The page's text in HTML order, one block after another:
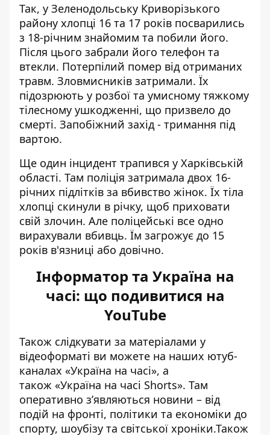
Так, у Зеленодольську Криворізького
району хлопці 16 та 17 років посварились
з 18-річним знайомим та побили його.
Після цього забрали його телефон та
втекли. Потерпілий помер від отриманих
травм. Зловмисників затримали. Їх
підозрюють у розбої та умисному тяжкому
тілесному ушкодженні, що призвело до
смерті. Запобіжний захід - тримання під
вартою.
Ще один інцидент трапився у Харківській
області. Там поліція затримала двох 16-
річних підлітків за вбивство жінок. Їх тіла
хлопці скинули в річку, щоб приховати
свій злочин. Але поліцейські все одно
вирахували вбивць. Їм загрожує до 15
років в'язниці або довічно.
Інформатор та Україна на
часі: що подивитися на
YouTube
Також слідкувати за матеріалами у
відеоформаті ви можете на наших ютуб-
каналах «Україна на часі», а
також «Україна на часі Shorts». Там
оперативно зʼявляються новини – від
подій на фронті, політики та економіки до
спорту, шоубізу та світської хроніки.Також